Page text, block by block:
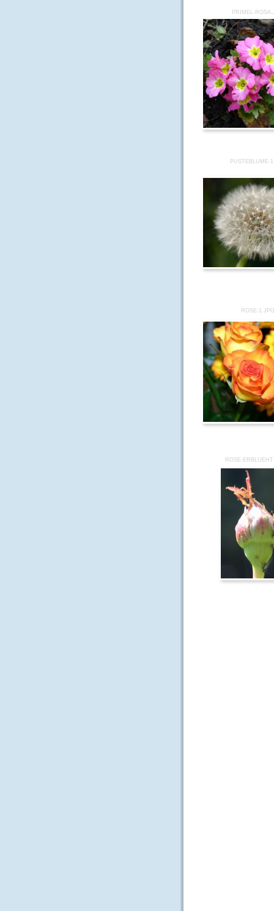
PRIMEL-
PUSTEBLUME-
ROSE-
ROSE-